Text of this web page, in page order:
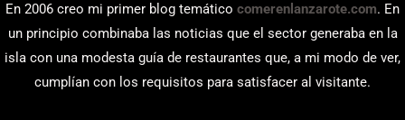
En 2006 creo mi primer blog temático comerenlanzarote.com. En
un principio combinaba las noticias que el sector generaba en la
isla con una modesta guía de restaurantes que, a mi modo de ver,
cumplían con los requisitos para satisfacer al visitante.